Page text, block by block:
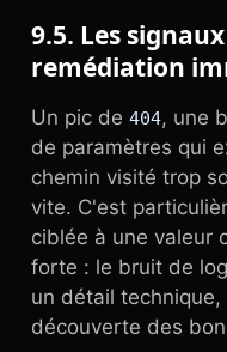
9.5. Les
remédiation
Un pic de 404, une
de paramètres qui
chemin visité trop
vite. C'est
ciblée à une valeur
forte : le bruit de
un détail
découverte des